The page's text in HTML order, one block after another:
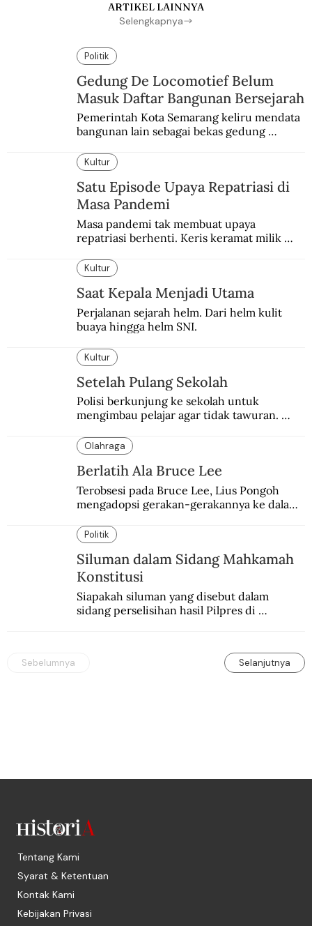
ARTIKEL LAINNYA
Selengkapnya
Politik
Gedung De Locomotief Belum
Masuk Daftar Bangunan Bersejarah
Pemerintah Kota Semarang keliru mendata
bangunan lain sebagai bekas gedung
Kultur
Satu Episode Upaya Repatriasi di
Masa Pandemi
Masa pandemi tak membuat upaya
repatriasi berhenti. Keris keramat milik
di periode yang sulit.
Kultur
Saat Kepala Menjadi Utama
Perjalanan sejarah helm. Dari helm kulit
buaya hingga helm SNI.
Kultur
Setelah Pulang Sekolah
Polisi berkunjung ke sekolah untuk
mengimbau pelajar agar tidak tawuran.
sendiri.
Olahraga
Berlatih Ala Bruce Lee
Terobsesi pada Bruce Lee, Lius Pongoh
mengadopsi gerakan-gerakannya ke dalam
Politik
Siluman dalam Sidang Mahkamah
Konstitusi
Siapakah siluman yang disebut dalam
sidang perselisihan hasil Pilpres di
Sebelumnya Selanjutnya
Tentang Kami
Syarat & Ketentuan
Kontak Kami
Kebijakan Privasi